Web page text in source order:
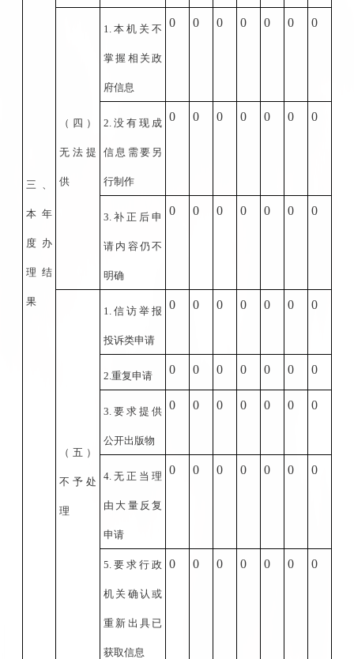
三、
本年
度办
理结
果
（四）
无法提
供
1. 本机关不
掌握相关政
府信息
0 0 0 0 0 0 0
2. 没有现成
信息需要另
行制作
0 0 0 0 0 0 0
3. 补正后申
请内容仍不
明确
0 0 0 0 0 0 0
（五）
不予处
理
1. 信访举报
投诉类申请
0 0 0 0 0 0 0
2. 重复申请 0 0 0 0 0 0 0
3. 要求提供
公开出版物
0 0 0 0 0 0 0
4. 无正当理
由大量反复
申请
0 0 0 0 0 0 0
5. 要求行政
机关确认或
重新出具已
获取信息
0 0 0 0 0 0 0